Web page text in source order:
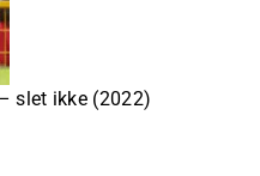
slet ikke (2022)